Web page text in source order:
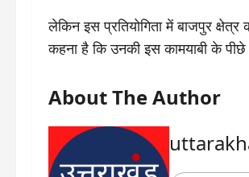
लेकिन इस प्रतियोगिता में बाजपुर
कहना है कि उनकी इस कामयाबी के
About The Author